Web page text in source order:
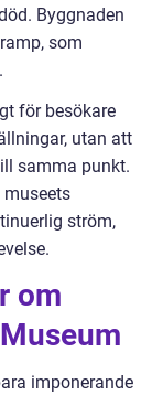
Byggnaden
som
för besökare
utan att
samma punkt.
ström,
om
imponerande